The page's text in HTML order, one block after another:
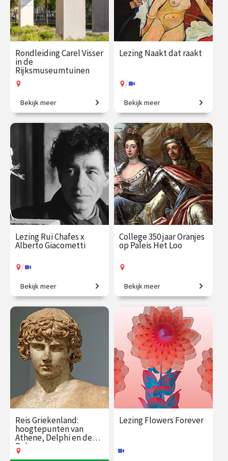
Rondleiding Carel Visser
in de
Rijksmuseumtuinen
De stille kracht van vorm.
€ 27.50
vanaf 14
aug.
Op locatie
Bekijk meer
Lezing Naakt dat raakt
/
Voorbij schoonheidsideaal
en het stereotype.
€ 19.50
vanaf 5
sep.
/ Op locatie of online
Bekijk meer
Lezing Rui Chafes x
Alberto Giacometti
/
Ontmoeting tussen twee
grootmeesters.
€ 19.50
vanaf 7
sep.
/ Op locatie of online
Bekijk meer
College 350 jaar Oranjes
op Paleis Het Loo
Van jachtslot tot vorstelijk
paleis.
€ 35.00
vanaf 8
sep.
Op locatie
Bekijk meer
Reis Griekenland:
hoogtepunten van
Athene, Delphi en de
Peloponnesos
Lezing Flowers Forever